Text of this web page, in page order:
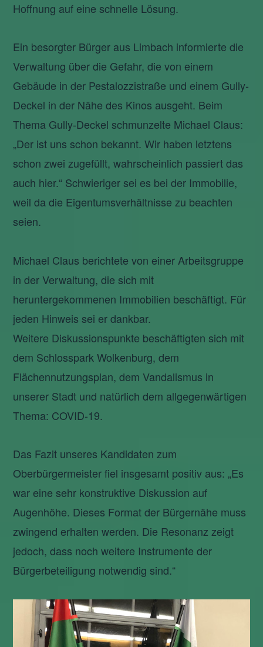
Hoffnung auf eine schnelle Lösung.
Ein besorgter Bürger aus Limbach informierte die
Verwaltung über die Gefahr, die von einem
Gebäude in der Pestalozzistraße und einem Gully-
Deckel in der Nähe des Kinos ausgeht. Beim
Thema Gully-Deckel schmunzelte Michael Claus:
„Der ist uns schon bekannt. Wir haben letztens
schon zwei zugefüllt, wahrscheinlich passiert das
auch hier.“ Schwieriger sei es bei der Immobilie,
weil da die Eigentumsverhältnisse zu beachten
seien.
Michael Claus berichtete von einer Arbeitsgruppe
in der Verwaltung, die sich mit
heruntergekommenen Immobilien beschäftigt. Für
jeden Hinweis sei er dankbar.
Weitere Diskussionspunkte beschäftigten sich mit
dem Schlosspark Wolkenburg, dem
Flächennutzungsplan, dem Vandalismus in
unserer Stadt und natürlich dem allgegenwärtigen
Thema: COVID-19.
Das Fazit unseres Kandidaten zum
Oberbürgermeister fiel insgesamt positiv aus: „Es
war eine sehr konstruktive Diskussion auf
Augenhöhe. Dieses Format der Bürgernähe muss
zwingend erhalten werden. Die Resonanz zeigt
jedoch, dass noch weitere Instrumente der
Bürgerbeteiligung notwendig sind.“